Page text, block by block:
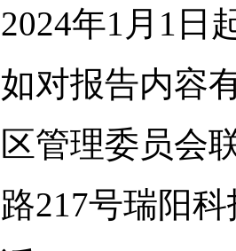
2024年1 月 1 日
如对报告内容
区管理委员会
路217号瑞阳